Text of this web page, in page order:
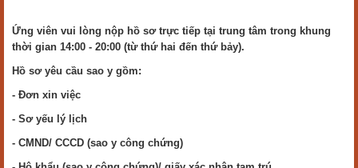
Ứng viên vui lòng nộp hồ sơ trực tiếp tại trung tâm trong khung
thời gian 14:00 - 20:00 (từ thứ hai đến thứ bảy).
Hồ sơ yêu cầu sao y gồm:
- Đơn xin việc
- Sơ yếu lý lịch
- CMND/ CCCD (sao y công chứng)